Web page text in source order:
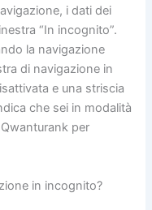
i dati dei
“In incognito”.
la navigazione
di navigazione in
e una striscia
che sei in modalità
per
in incognito?